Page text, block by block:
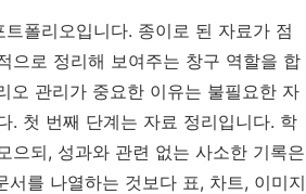
폴리오입니다. 종이로 된 자료가 점
으로 정리해 보여주는 창구 역할을 합
오 관리가 중요한 이유는 불필요한 자
. 첫 번째 단계는 자료 정리입니다. 학
으되, 성과와 관련 없는 사소한 기록은
를 나열하는 것보다 표, 차트, 이미지